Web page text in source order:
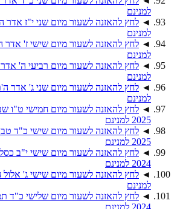
למנינם
◄
למנינם
◄
למנינם
◄
למנינם
◄
למנינם
◄
2025 למנינם
◄
2025 למנינם
◄
2024 למנינם
◄
למנינם
◄
2024 למנינם